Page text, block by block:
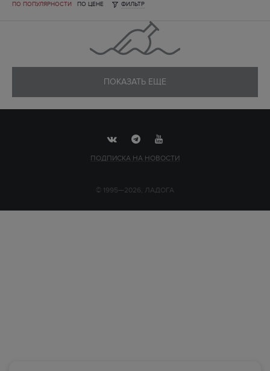
ПО ПОПУЛЯРНОСТИ ПО ЦЕНЕ ФИЛЬТР
ПОКАЗАТЬ ЕЩЕ
ПОДПИСКА НА НОВОСТИ
© 1995—2026, ЛАДОГА